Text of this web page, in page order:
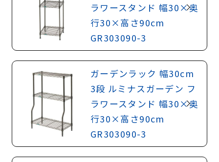
ラワースタンド 幅30×奥
行30×高さ90cm
GR303090-3
ガーデンラック 幅30cm
3段 ルミナスガーデン フ
ラワースタンド 幅30×奥
行30×高さ90cm
GR303090-3